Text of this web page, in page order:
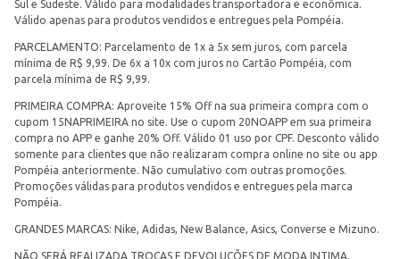
Sul e Sudeste. Válido para modalidades transportadora e econômica.
Válido apenas para produtos vendidos e entregues pela Pompéia.
PARCELAMENTO: Parcelamento de 1x a 5x sem juros, com parcela
mínima de R$ 9,99. De 6x a 10x com juros no Cartão Pompéia, com
parcela mínima de R$ 9,99.
PRIMEIRA COMPRA: Aproveite 15% Off na sua primeira compra com o
cupom 15NAPRIMEIRA no site. Use o cupom 20NOAPP em sua primeira
compra no APP e ganhe 20% Off. Válido 01 uso por CPF. Desconto válido
somente para clientes que não realizaram compra online no site ou app
Pompéia anteriormente. Não cumulativo com outras promoções.
Promoções válidas para produtos vendidos e entregues pela marca
Pompéia.
GRANDES MARCAS: Nike, Adidas, New Balance, Asics, Converse e Mizuno.
NÃO SERÁ REALIZADA TROCAS E DEVOLUÇÕES DE MODA INTIMA.